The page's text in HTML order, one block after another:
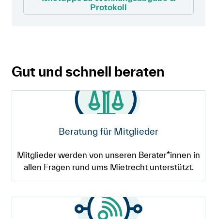
Protokoll
Gut und schnell beraten
Beratung für Mitglieder
Mitglieder werden von unseren Berater*innen in
allen Fragen rund ums Mietrecht unterstützt.